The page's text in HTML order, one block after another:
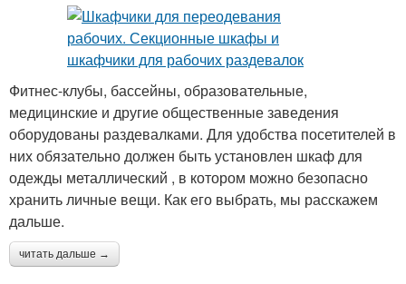
Фитнес-клубы, бассейны, образовательные,
медицинские и другие общественные заведения
оборудованы раздевалками. Для удобства посетителей в
них обязательно должен быть установлен шкаф для
одежды металлический , в котором можно безопасно
хранить личные вещи. Как его выбрать, мы расскажем
дальше.
читать дальше →